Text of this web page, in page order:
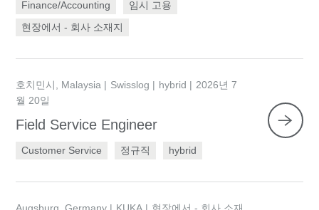
Finance/Accounting
임시 고용
현장에서 - 회사 소재지
호치민시, Malaysia Swisslog hybrid
2026년 7
월 20일
Field Service Engineer
Customer Service 정규직 hybrid